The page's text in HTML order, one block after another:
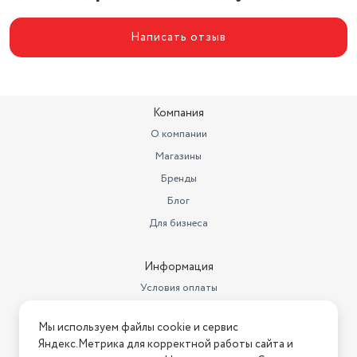
Написать отзыв
Компания
О компании
Магазины
Бренды
Блог
Для бизнеса
Информация
Условия оплаты
Условия возврата
Нашли ошибку на сайте? Напишите нам
Мы используем файлы cookie и сервис
Яндекс.Метрика для корректной работы сайта и